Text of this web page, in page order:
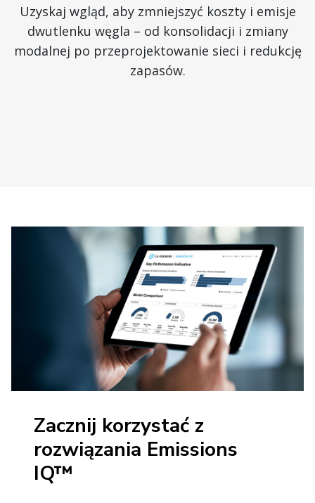
Uzyskaj wgląd, aby zmniejszyć koszty i emisje
dwutlenku węgla – od konsolidacji i zmiany
modalnej po przeprojektowanie sieci i redukcję
zapasów.
Zacznij korzystać z
rozwiązania Emissions
IQ™